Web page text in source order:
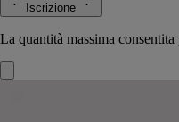
Iscrizione
La quantità massima